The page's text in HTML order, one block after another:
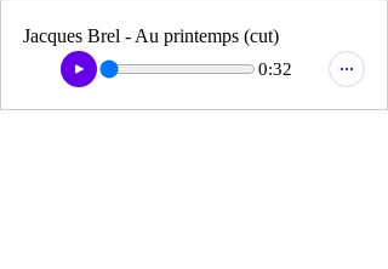
Jacques Brel - Au printemps (cut)
0:32